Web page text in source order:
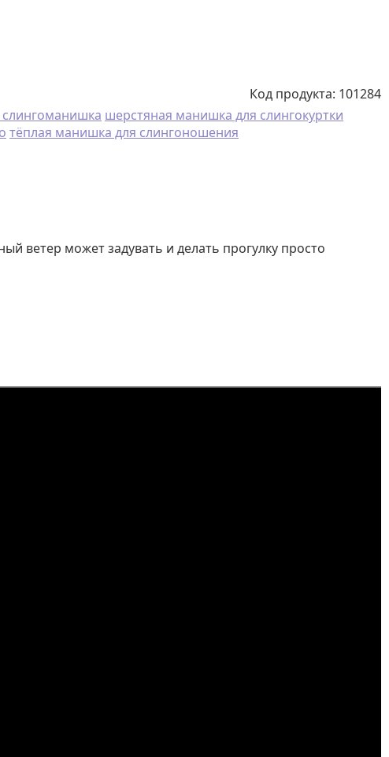
Код продукта: 101284
шерстяная манишка для слингокуртки
тёплая манишка для слингоношения
ветер может задувать и делать прогулку просто